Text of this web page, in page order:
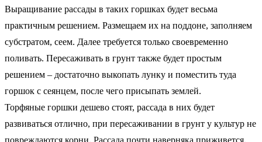
Выращивание рассады в таких горшках будет весьма
практичным решением. Размещаем их на поддоне, заполняем
субстратом, сеем. Далее требуется только своевременно
поливать. Пересаживать в грунт также будет простым
решением – достаточно выкопать лунку и поместить туда
горшок с сеянцем, после чего присыпать землей.
Торфяные горшки дешево стоят, рассада в них будет
развиваться отлично, при пересаживании в грунт у культур не
повреждаются корни. Рассада почти наверняка приживется,